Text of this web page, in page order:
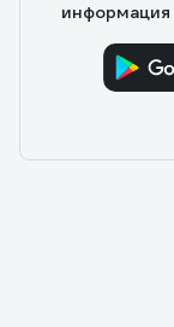
информация